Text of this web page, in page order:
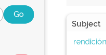
Subject